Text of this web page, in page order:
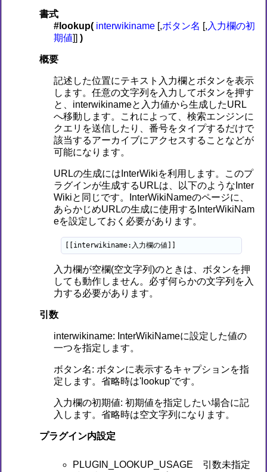
書式
#lookup( interwikiname [,ボタン名 [, 入力欄の初
期値]])
概要
記述した位置にテキスト入力欄とボタンを表示
します。任意の文字列を入力してボタンを押す
と、interwikinameと入力値から生成したURL
へ移動します。これによって、検索エンジンに
クエリを送信したり、番号をタイプするだけで
該当するアーカイブにアクセスすることなどが
可能になります。
URLの生成にはInterWikiを利用します。このプ
ラグインが生成するURLは、以下のようなInter
Wikiと同じです。InterWikiNameのページに、
あらかじめURLの生成に使用するInterWikiNam
eを設定しておく必要があります。
[[interwikiname:入力欄の値]]
入力欄が空欄(空文字列)のときは、ボタンを押
しても動作しません。必ず何らかの文字列を入
力する必要があります。
引数
interwikiname: InterWikiNameに設定した値の
一つを指定します。
ボタン名: ボタンに表示するキャプションを指
定します。省略時は'lookup'です。
入力欄の初期値: 初期値を指定したい場合に記
入します。省略時は空文字列になります。
プラグイン内設定
PLUGIN_LOOKUP_USAGE 引数未指定